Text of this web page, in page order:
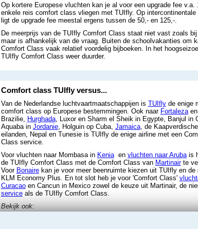
Op kortere Europese vluchten kan je al voor een upgrade fee v.a.
enkele reis comfort class vliegen met TUIfly. Op intercontinentale
ligt de upgrade fee meestal ergens tussen de 50,- en 125,-.
De meerprijs van de TUIfly Comfort Class staat niet vast zoals bij
maar is afhankelijk van de vraag. Buiten de schoolvakanties om
Comfort Class vaak relatief voordelig bijboeken. In het
TUIfly Comfort Class weer duurder.
Comfort class TUIfly versus...
Van de Nederlandse luchtvaartmaatschappijen is TUIflyde enige
comfort class op Europese bestemmingen. Ook naar Fortalezaen
Brazilie, Hurghada, Luxor en Sharm el Sheik in Egypte, Banjul in
Aquaba in Jordanie, Holguin op Cuba, Jamaica, de Kaapverdische
eilanden, Nepal en Tunesie is TUIfly de enige airline met een
Class service.
Voor vluchten naar Mombasa in Keniaen vluchten naar Arubais
de TUIfly Comfort Class met de Comfort Class van Martinairte
Voor Bonairekan je voor meer beenruimte kiezen uit TUIfly en de
KLM Economy Plus. En tot slot heb je voor 'Comfort Class'
Curacaoen Cancun in Mexico zowel de keuze uit Martinair, de
serviceals de TUIfly Comfort Class.
Bekijk ook: